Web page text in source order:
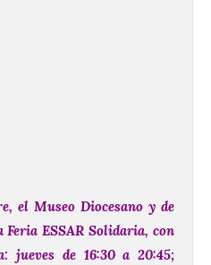
el Museo Diocesano y de
Feria ESSAR Solidaria, con
jueves de 16:30 a 20:45;